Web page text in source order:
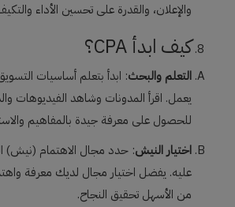
والإعلان، والقدرة على تحسين الأداء
كيف ابدأ CPA؟
التعلم والبحث
يعمل. اقرأ المدونات وشاهد الفيديوهات
للحصول على معرفة جيدة بالمفاهيم
اختيار النيش: حدد مجال الاهتمام (نيش)
عليه. يفضل اختيار مجال لديك معرفة
من الأسهل تحقيق النجاح.